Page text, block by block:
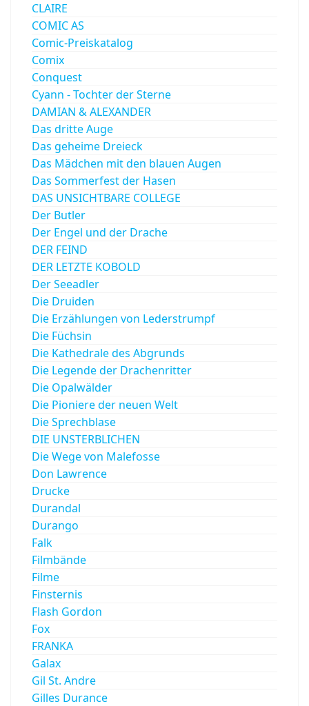
CLAIRE
COMIC AS
Comic-Preiskatalog
Comix
Conquest
Cyann - Tochter der Sterne
DAMIAN & ALEXANDER
Das dritte Auge
Das geheime Dreieck
Das Mädchen mit den blauen Augen
Das Sommerfest der Hasen
DAS UNSICHTBARE COLLEGE
Der Butler
Der Engel und der Drache
DER FEIND
DER LETZTE KOBOLD
Der Seeadler
Die Druiden
Die Erzählungen von Lederstrumpf
Die Füchsin
Die Kathedrale des Abgrunds
Die Legende der Drachenritter
Die Opalwälder
Die Pioniere der neuen Welt
Die Sprechblase
DIE UNSTERBLICHEN
Die Wege von Malefosse
Don Lawrence
Drucke
Durandal
Durango
Falk
Filmbände
Filme
Finsternis
Flash Gordon
Fox
FRANKA
Galax
Gil St. Andre
Gilles Durance